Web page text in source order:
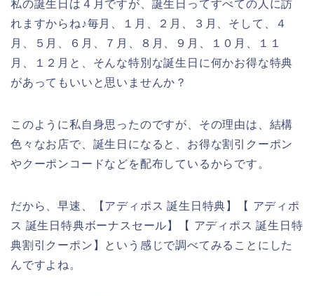
私の誕生日は４月ですが、誕生日ってすべての人に訪
れますからね♪毎月、１月、２月、３月、そして、４
月、５月、６月、７月、８月、９月、１０月、１１
月、１２月と、そんな特別な誕生日に何かお得な特典
があってもいいと思いませんか？
このように私自身思ったのですが、その理由は、結構
色々なお店で、誕生日になると、お得な割引クーポン
やクーポンコードなどを配布しているからです。
だから、早速、【アディポス 誕生日特典】【 アディポ
ス 誕生日特典ボーナスセール】【 アディポス 誕生日特
典割引クーポン】という感じで調べてみることにした
んですよね。